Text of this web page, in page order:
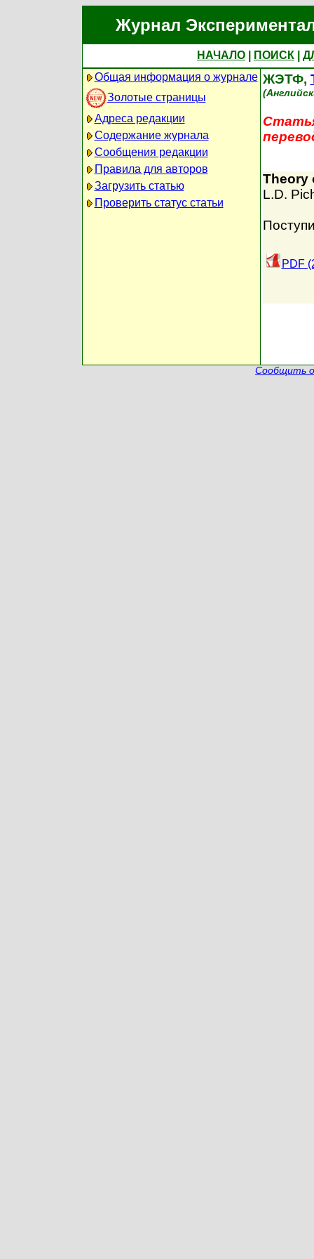
Журнал
НАЧАЛО ПОИСК
Общая информация о журнале
Золотые страницы
Адреса редакции
Содержание журнала
Сообщения редакции
Правила для авторов
Загрузить статью
Проверить статус статьи
ЖЭТФ,
Theory
L.D.
PDF
Сообщить о